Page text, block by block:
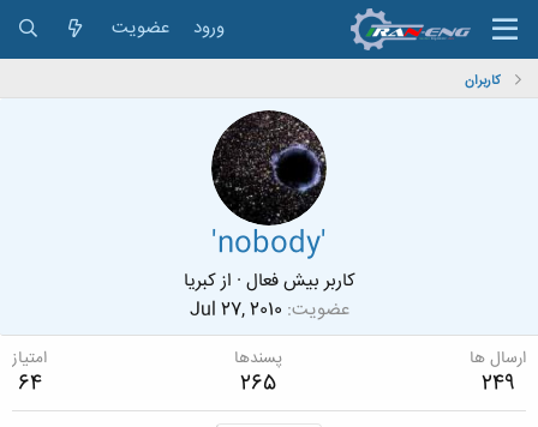
ورود عضویت
کاربران
'nobody'
کاربر بیش فعال · ازكبريا
عضویت Jul 27, 2010
ارسال ها
249
پسندها
265
امتیاز
64